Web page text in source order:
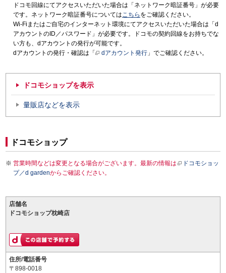
ドコモ回線にてアクセスいただいた場合は「ネットワーク暗証番号」が必要
です。ネットワーク暗証番号についてはこちら をご確認ください。
Wi-Fiまたはご自宅のインターネット環境にてアクセスいただいた場合は「d
アカウントのID／パスワード」が必要です。ドコモの契約回線をお持ちでな
い方も、dアカウントの発行が可能です。
dアカウントの発行・確認は「
dアカウント発行 」でご確認ください。
ドコモショップを表示
量販店などを表示
ドコモショップ
営業時間などは変更となる場合がございます。最新の情報は
ドコモショッ
プ／d gardenからご確認ください。
店舗名
ドコモショップ枕崎店
住所/電話番号
〒898-0018